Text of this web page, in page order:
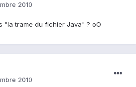
2010
"la trame du fichier Java" ? oO
2010